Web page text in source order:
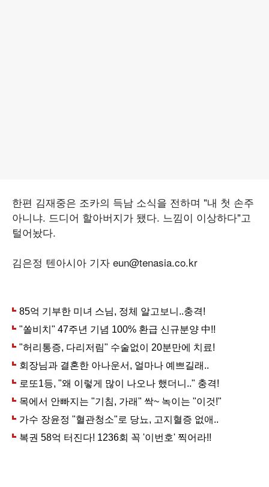
한편 김재중은 조카의 득남 소식을 전하며 "내 첫 손주
아니냐. 드디어 할아버지가 됐다. 느낌이 이상하다"고
털어놨다.
김은정 텐아시아 기자 eun@tenasia.co.kr